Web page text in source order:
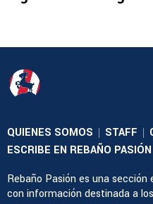
QUIENES SOMOS STAFF
ESCRIBE EN REBAÑO PASIÓN
Rebaño Pasión es una
con información destinada a